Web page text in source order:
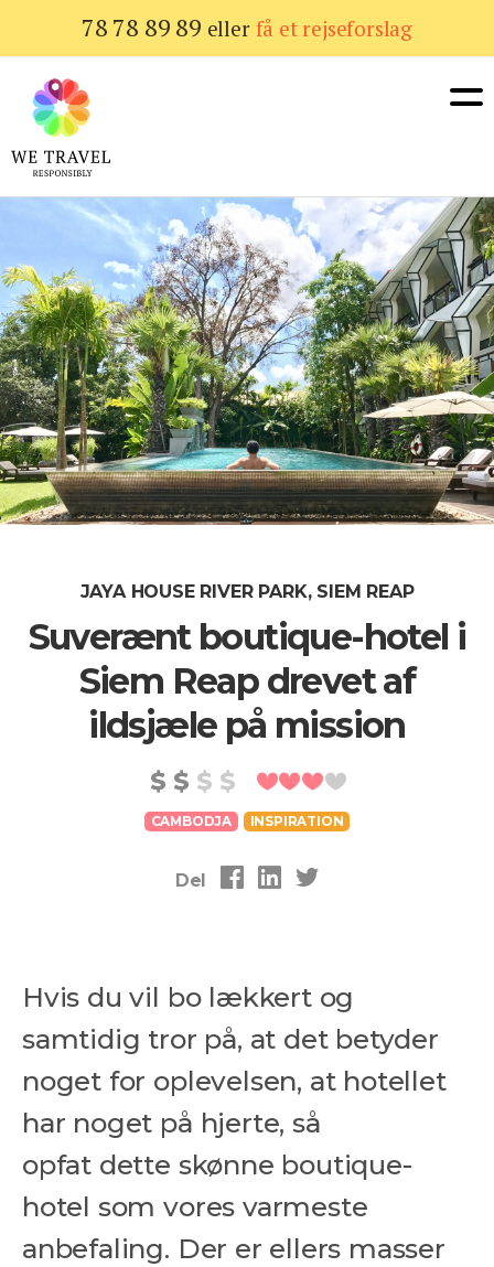
til
hovedindhold
78 78 89 89 eller få et rejseforslag
JAYA HOUSE RIVER PARK, SIEM REAP
Suverænt boutique-hotel i
Siem Reap drevet af
ildsjæle på mission
CAMBODJA INSPIRATION
Del
Hvis du vil bo lækkert og
samtidig tror på, at det betyder
noget for oplevelsen, at hotellet
har noget på hjerte, så
opfat dette skønne boutique-
hotel som vores varmeste
anbefaling. Der er ellers masser